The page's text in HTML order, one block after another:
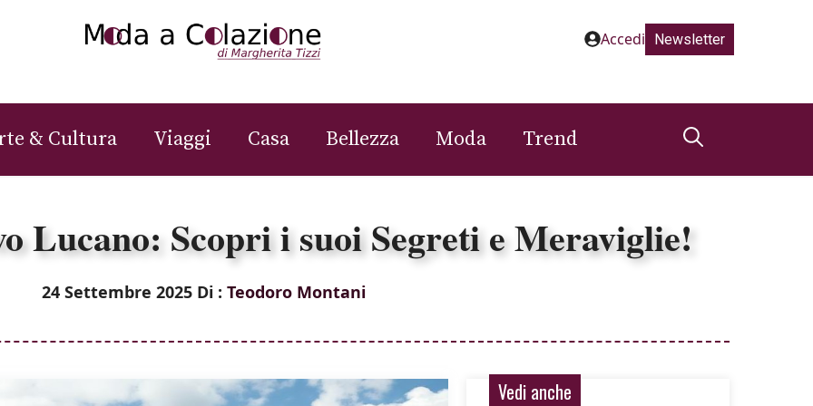
Accedi Newsletter
& Cultura Viaggi Casa Bellezza Moda Trend
Lucano: Scopri i suoi Segreti e Meraviglie!
24 Settembre 2025 Di : Teodoro Montani
Vedi anche